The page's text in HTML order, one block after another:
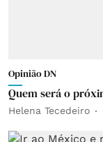
Opinião DN
Quem será o
Helena Tecedeiro